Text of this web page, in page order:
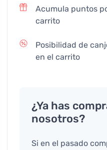
Acumula puntos
carrito
Posibilidad de
en el carrito
¿Ya has
nosotros?
Si en el pasado